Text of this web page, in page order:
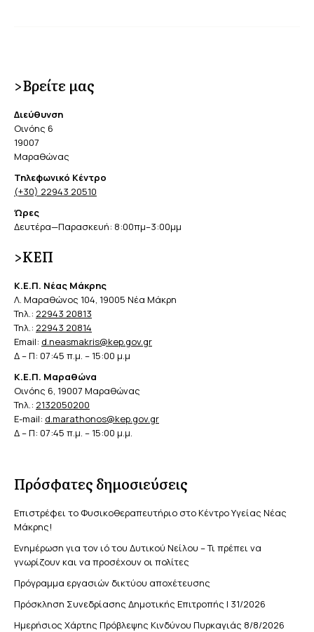
>Βρείτε μας
Διεύθυνση
Οινόης 6
19007
Μαραθώνας
Τηλεφωνικό Κέντρο
(+30) 22943 20510
Ώρες
Δευτέρα—Παρασκευή: 8:00πμ–3:00μμ
>ΚΕΠ
Κ.Ε.Π. Νέας Μάκρης
Λ. Μαραθώνος 104, 19005 Νέα Μάκρη
Τηλ.: 22943 20813
Τηλ.: 22943 20814
Email: d.neasmakris@kep.gov.gr
Δ – Π: 07:45 π.μ. – 15:00 μ.μ
Κ.Ε.Π. Μαραθώνα
Οινόης 6, 19007 Μαραθώνας
Τηλ.: 2132050200
E-mail: d.marathonos@kep.gov.gr
Δ – Π: 07:45 π.μ. – 15:00 μ.μ.
Πρόσφατες δημοσιεύσεις
Επιστρέφει το Φυσικοθεραπευτήριο στο Κέντρο Υγείας Νέας
Μάκρης!
Ενημέρωση για τον ιό του Δυτικού Νείλου – Τι πρέπει να
γνωρίζουν και να προσέχουν οι πολίτες
Πρόγραμμα εργασιών δικτύου αποχέτευσης
Πρόσκληση Συνεδρίασης Δημοτικής Επιτροπής | 31/2026
Ημερήσιος Χάρτης Πρόβλεψης Κινδύνου Πυρκαγιάς 8/8/2026